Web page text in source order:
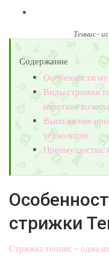
Теннис-
Содержание
Особенности
Виды стрижки
короткие волосы
Выполнение
технология
Преимущества:
стрижки
Стрижка теннис – одна